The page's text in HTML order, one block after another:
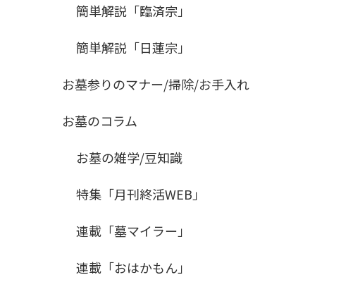
簡単解説「臨済宗」
簡単解説「日蓮宗」
お墓参りのマナー/掃除/お手入れ
お墓のコラム
お墓の雑学/豆知識
特集「月刊終活WEB」
連載「墓マイラー」
連載「おはかもん」